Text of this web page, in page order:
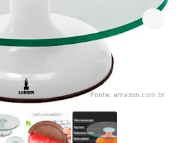
Fonte: amazon.com.br